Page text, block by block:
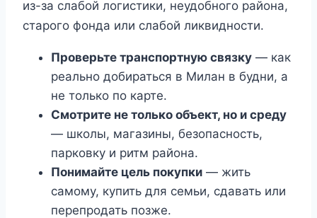
из-за слабой логистики, неудобного района,
старого фонда или слабой ликвидности.
Проверьте транспортную связку — как
реально добираться в Милан в будни, а
не только по карте.
Смотрите не только объект, но и среду
— школы, магазины, безопасность,
парковку и ритм района.
Понимайте цель покупки — жить
самому, купить для семьи, сдавать или
перепродать позже.